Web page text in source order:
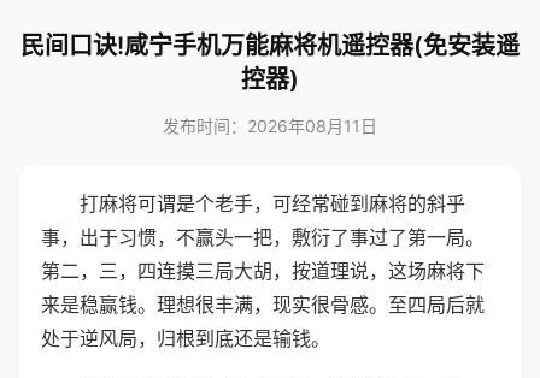
民间口诀!咸宁手机万能麻将机遥控器(免安装遥
控器)
发布时间：2026年08月11日
打麻将可谓是个老手，可经常碰到麻将的斜乎
事，出于习惯，不赢头一把，敷衍了事过了第一局。
第二，三，四连摸三局大胡，按道理说，这场麻将下
来是稳赢钱。理想很丰满，现实很骨感。至四局后就
处于逆风局，归根到底还是输钱。